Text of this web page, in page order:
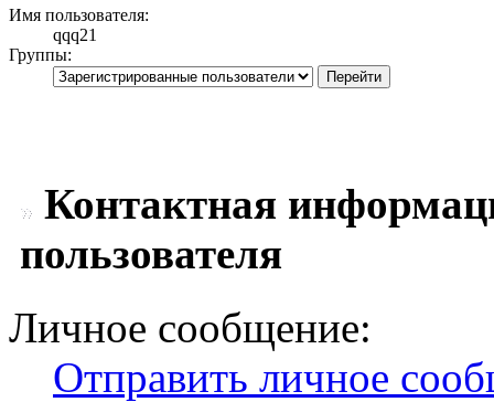
Имя пользователя:
qqq21
Группы:
Контактная
пользователя
Личное сообщение:
Отправить личное